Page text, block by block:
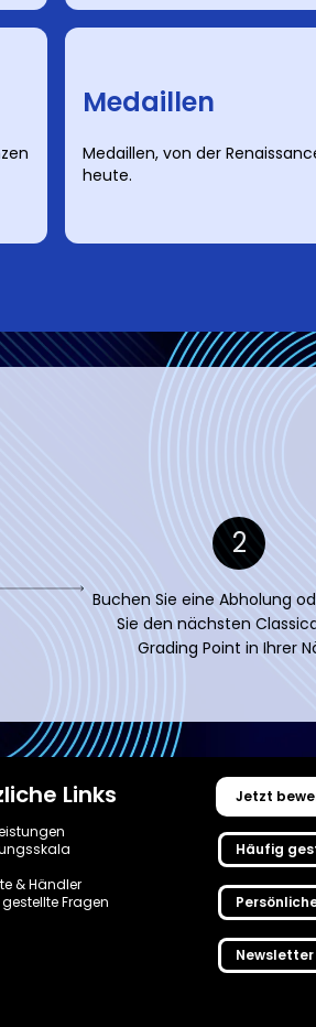
Medaillen
Medaillen, von der
heute.
2
Buchen Sie eine Abholung
Sie den nächsten
Grading Point in Ihrer
Links
& Händler
Fragen
Jetzt
Häufig